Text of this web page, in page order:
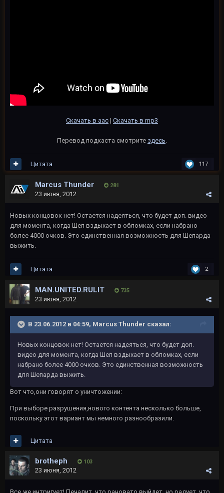
Скачать в aac | Скачать в mp3
Перевод подкаста смотрите здесь.
117
Цитата
Marcus Thunder 281
23 июня, 2012
Новых концовок нет! Остается надеяться, что будет доп. видео
для момента, когда Шеп вздыхает в обломках, если набрано
более 4000 очков. Это единственная возможность для Шепарда
выжить.
2
Цитата
MAN.UNITED.RULIT 735
23 июня, 2012
В 23.06.2012 в 04:59, Marcus Thunder сказал:
Новых концовок нет! Остается надеяться, что будет доп.
видео для момента, когда Шеп вздыхает в обломках, если
набрано более 4000 очков. Это единственная возможность
для Шепарда выжить.
Вот что,они говорят о уничтожении:
При выборе разрушения,нового контента несколько больше,
поскольку этот вариант мы немного разнообразили.
Цитата
brotheph 103
23 июня, 2012